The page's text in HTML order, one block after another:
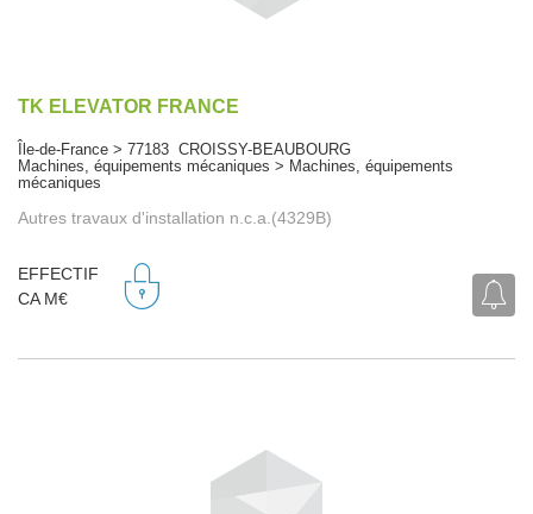
TK ELEVATOR FRANCE
Île-de-France > 77183 CROISSY-BEAUBOURG
Machines, équipements mécaniques > Machines, équipements
mécaniques
Autres travaux d'installation n.c.a.(4329B)
EFFECTIF
CA M€